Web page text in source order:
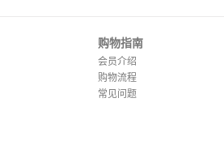
购物指南
会员介绍
购物流程
常见问题